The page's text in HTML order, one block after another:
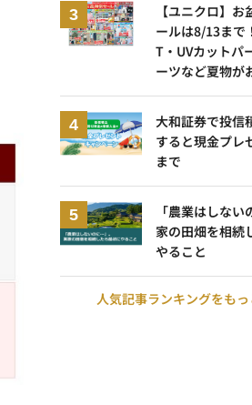
【ユニクロ】
ールは8/13まで
T・UVカットパ
ーツなど夏物が
大和証券で投信
すると現金プレ
まで
「農業はしな
家の田畑を相続
やること
人気記事ランキングをも